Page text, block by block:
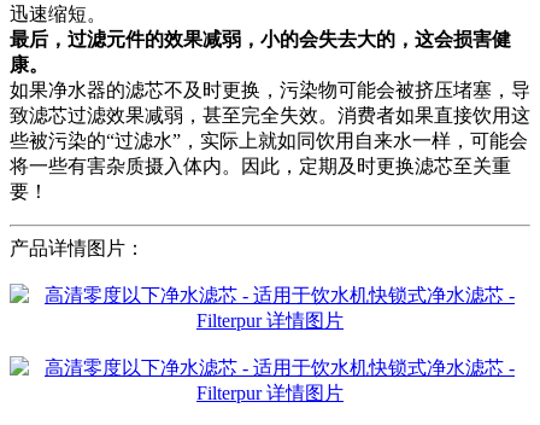
迅速缩短。
最后，过滤元件的效果减弱，小的会失去大的，这会损害健
康。
如果净水器的滤芯不及时更换，污染物可能会被挤压堵塞，导
致滤芯过滤效果减弱，甚至完全失效。消费者如果直接饮用这
些被污染的“过滤水”，实际上就如同饮用自来水一样，可能会
将一些有害杂质摄入体内。因此，定期及时更换滤芯至关重
要！
产品详情图片：